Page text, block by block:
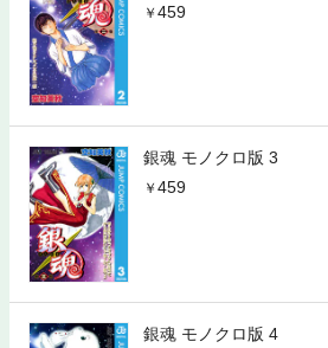
459
銀魂 モノクロ版 3
459
銀魂 モノクロ版 4